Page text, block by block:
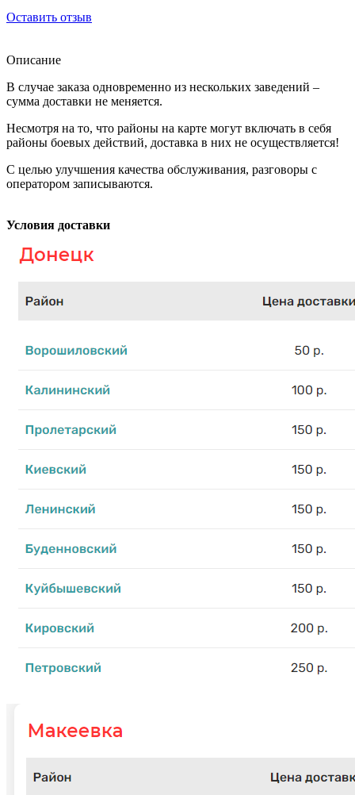
Оставить отзыв
Описание
В случае заказа одновременно из нескольких заведений –
сумма доставки не меняется.
Несмотря на то, что районы на карте могут включать в себя
районы боевых действий, доставка в них не осуществляется!
С целью улучшения качества обслуживания, разговоры с
оператором записываются.
Условия доставки